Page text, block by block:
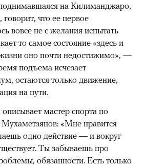
на Килиманджаро,
что ее первое
вовсе не с желания испытать
то самое состояние «здесь и
оно почти недостижимо», —
подъема исчезает
остаются только движение,
на пути.
мастер спорта по
«Мне нравится
одно действие — и вокруг
Ты забываешь про
обязанности. Есть только